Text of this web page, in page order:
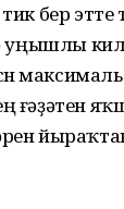
бер этте
уңышлы
ғәҙәтен